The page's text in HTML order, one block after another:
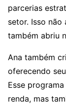
parcerias
setor. Isso não
também abriu
Ana também
oferecendo
Esse
renda, mas